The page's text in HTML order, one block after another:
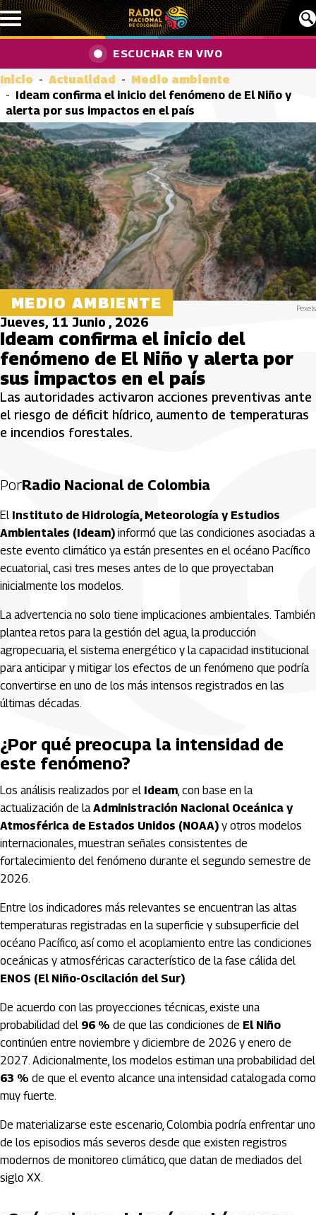
Pasar al contenido principal
ESCUCHAR EN VIVO
Inicio Actualidad
Medio ambiente
Ideam confirma el inicio del fenómeno de El Niño y
alerta por sus impactos en el país
MEDIO AMBIENTE Pexels
Jueves, 11 Junio , 2026
Ideam confirma el inicio del
fenómeno de El Niño y alerta por
sus impactos en el país
Las autoridades activaron acciones preventivas ante
el riesgo de déficit hídrico, aumento de temperaturas
e incendios forestales.
PorRadio Nacional de Colombia
El Instituto de Hidrología, Meteorología y Estudios
Ambientales (Ideam) informó que las condiciones asociadas a
este evento climático ya están presentes en el océano Pacífico
ecuatorial, casi tres meses antes de lo que proyectaban
inicialmente los modelos.
La advertencia no solo tiene implicaciones ambientales. También
plantea retos para la gestión del agua, la producción
agropecuaria, el sistema energético y la capacidad institucional
para anticipar y mitigar los efectos de un fenómeno que podría
convertirse en uno de los más intensos registrados en las
últimas décadas.
¿Por qué preocupa la intensidad de
este fenómeno?
Los análisis realizados por el Ideam, con base en la
actualización de laAdministración Nacional Oceánica y
Atmosférica de Estados Unidos (NOAA) y otros modelos
internacionales, muestran señales consistentes de
fortalecimiento del fenómeno durante el segundo semestre de
2026.
Entre los indicadores más relevantes se encuentran las altas
temperaturas registradas en la superficie y subsuperficie del
océano Pacífico, así como el acoplamiento entre las condiciones
oceánicas y atmosféricas característico de la fase cálida del
ENOS (El Niño-Oscilación del Sur).
De acuerdo con las proyecciones técnicas, existe una
probabilidad del 96 % de que las condiciones de El Niño
continúen entre noviembre y diciembre de 2026 y enero de
2027. Adicionalmente, los modelos estiman una probabilidad del
63 % de que el evento alcance una intensidad catalogada como
muy fuerte.
De materializarse este escenario, Colombia podría enfrentar uno
de los episodios más severos desde que existen registros
modernos de monitoreo climático, que datan de mediados del
siglo XX.